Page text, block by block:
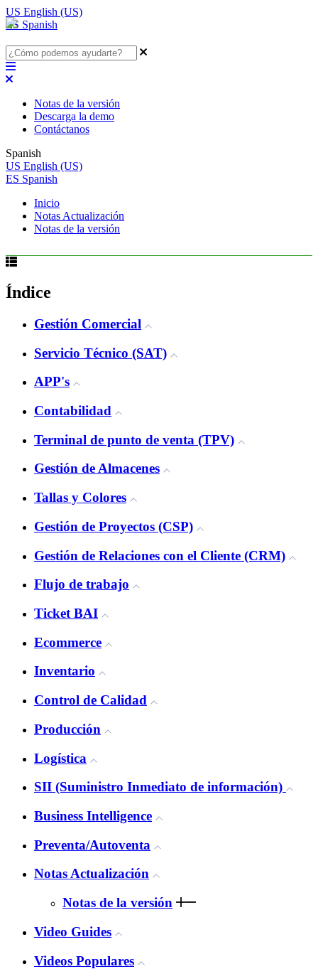
US English (US)
ES Spanish
Notas de la versión
Descarga la demo
Contáctanos
Spanish
US English (US)
ES Spanish
Inicio
Notas Actualización
Notas de la versión
Índice
Gestión Comercial
Servicio Técnico (SAT)
APP's
Contabilidad
Terminal de punto de venta (TPV)
Gestión de Almacenes
Tallas y Colores
Gestión de Proyectos (CSP)
Gestión de Relaciones con el Cliente (CRM)
Flujo de trabajo
Ticket BAI
Ecommerce
Inventario
Control de Calidad
Producción
Logística
SII (Suministro Inmediato de información)
Business Intelligence
Preventa/Autoventa
Notas Actualización
Notas de la versión
Video Guides
Videos Populares